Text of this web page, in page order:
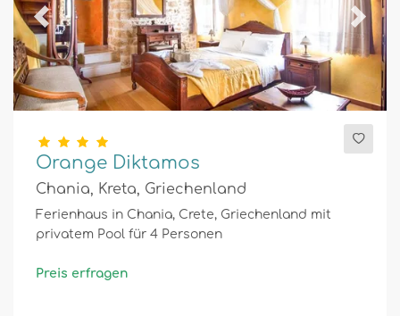
Previous Next
Orange Diktamos
Chania, Kreta, Griechenland
Ferienhaus in Chania, Crete, Griechenland mit
privatem Pool für 4 Personen
Preis erfragen